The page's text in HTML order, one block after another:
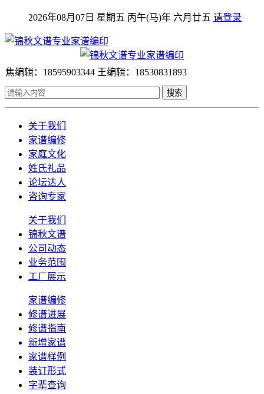
2026年08月07日 星期五 丙午(马)年 六月廿五 请登录
焦编辑：18595903344 王编辑：18530831893
搜索
关于我们
家谱编修
家庭文化
姓氏礼品
论坛达人
咨询专家
关于我们
锦秋文谱
公司动态
业务范围
工厂展示
家谱编修
修谱进展
修谱指南
新增家谱
家谱样例
装订形式
字辈查询